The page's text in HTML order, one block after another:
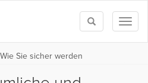
Toggle
search
Sie sicher werden